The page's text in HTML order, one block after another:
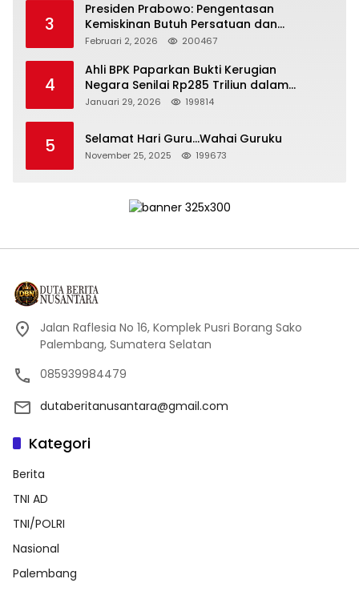
3
Presiden Prabowo: Pengentasan
Kemiskinan Butuh Persatuan dan
Kepemimpinan yang Bertanggung Jawab
Februari 2, 2026 200467
4
Ahli BPK Paparkan Bukti Kerugian
Negara Senilai Rp285 Triliun dalam
Persidangan Korupsi PT Pertamina
Januari 29, 2026 199814
5 Selamat Hari Guru…Wahai Guruku
November 25, 2025 199673
Jalan Raflesia No 16, Komplek Pusri Borang Sako
Palembang, Sumatera Selatan
085939984479
dutaberitanusantara@gmail.com
Kategori
Berita
TNI AD
TNI/POLRI
Nasional
Palembang